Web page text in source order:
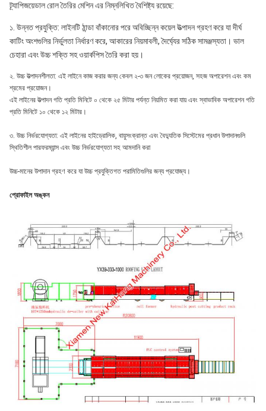
ট্র্যাপিজয়েডাল রোল তৈরির মেশিন এর নিম্নলিখিত বৈশিষ্ট্য রয়েছে:
১. উন্নত প্রযুক্তি: লাইনটি ঠান্ডা বাঁকানোর পরে অবিচ্ছিন্ন কয়েল উত্পাদন গ্রহণ করে যা দীর্ঘ
কাটিং অংশগুলির নির্ভুলতা নির্ধারণ করে, আকারের নিয়মাবলী, দৈর্ঘ্যের সঠিক সামঞ্জস্যতা। ভাল
চেহারা এবং উচ্চ শক্তি সহ ওয়ার্কপিস তৈরি করা হয়।
২. উচ্চ উত্পাদনশীলতা: এই লাইনে কাজ করার জন্য কেবল ২-৩ জন লোকের প্রয়োজন, সহজ অপারেশন এবং কম
শ্রমের প্রয়োজন।
এই লাইনের উত্পাদন গতি প্রতি মিনিটে ০ থেকে ২৫ মিটার পর্যন্ত নিয়মিত করা যায় এবং স্বাভাবিক অপারেশন গতি
প্রতি মিনিটে ১০ থেকে ১২ মিটার।
৩. উচ্চ নির্ভরযোগ্যতা: এই লাইনের হাইড্রোলিক, বায়ুসংক্রান্ত এবং বৈদ্যুতিক সিস্টেমের প্রধান উপাদানগুলি
স্থিতিশীল পারফরম্যান্স এবং উচ্চ নির্ভরযোগ্যতা সহ আমদানি করা
উচ্চ-মানের উপাদান গ্রহণ করে যা উচ্চ প্রযুক্তিগত পরামিতিগুলির জন্য প্রযোজ্য।
প্রোফাইল অঙ্কন